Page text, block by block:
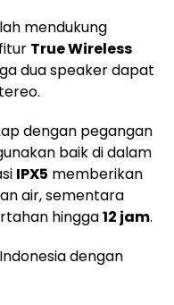
mendukung
True Wireless
dua speaker dapat
dengan pegangan
baik di dalam
IPX5 memberikan
air, sementara
hingga12 jam.
dengan